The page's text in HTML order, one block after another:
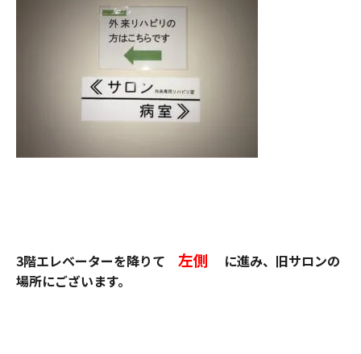
3階エレベーターを降りて 左側
に進み、旧サロンの
場所にございます。